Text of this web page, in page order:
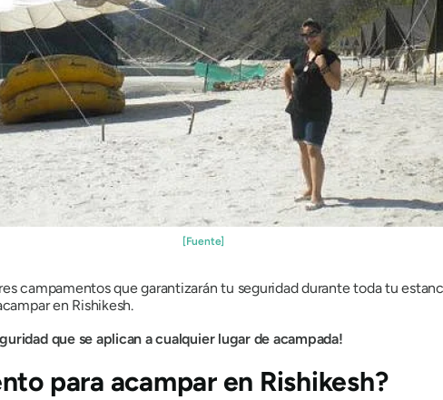
[Fuente]
campamentos que garantizarán tu seguridad durante toda tu
en Rishikesh.
que se aplican a cualquier lugar de acampada!
para acampar en Rishikesh?